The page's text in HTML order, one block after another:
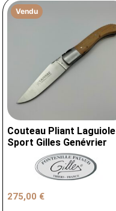
Vendu
Couteau Pliant Laguiole
Sport Gilles Genévrier
275,00 €